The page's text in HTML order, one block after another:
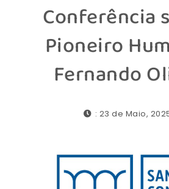
Conferência
Pioneiro
Fernando
: 23 de Maio,